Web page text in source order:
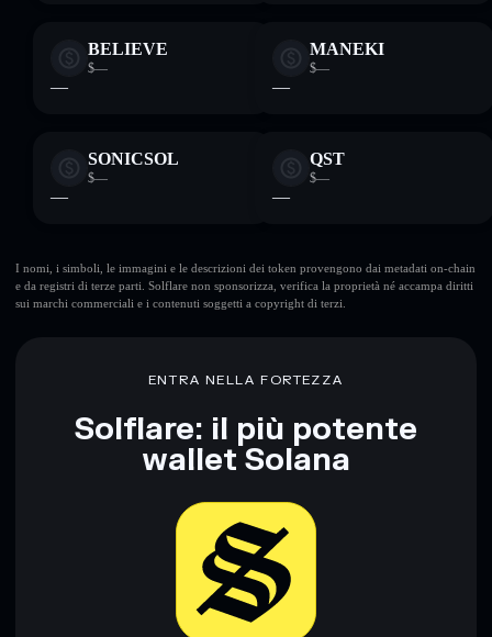
BELIEVE
$—
—
MANEKI
$—
—
SONICSOL
$—
—
QST
$—
—
I nomi, i simboli, le immagini e le descrizioni dei token provengono dai metadati on-chain
e da registri di terze parti. Solflare non sponsorizza, verifica la proprietà né accampa diritti
sui marchi commerciali e i contenuti soggetti a copyright di terzi.
ENTRA NELLA FORTEZZA
Solflare: il più potente
wallet Solana
Scarica ora